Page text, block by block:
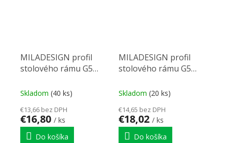
MILADESIGN profil
stolového rámu G5
Skladom (40 ks)
€13,66 bez DPH
€16,80 / ks
Do košíka
MILADESIGN profil
stolového rámu G5
Skladom (20 ks)
€14,65 bez DPH
€18,02 / ks
Do košíka